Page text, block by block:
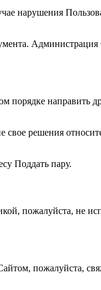
нарушения
Администрация
порядке направить
свое решения
Поддать пару.
пожалуйста, не
пожалуйста,